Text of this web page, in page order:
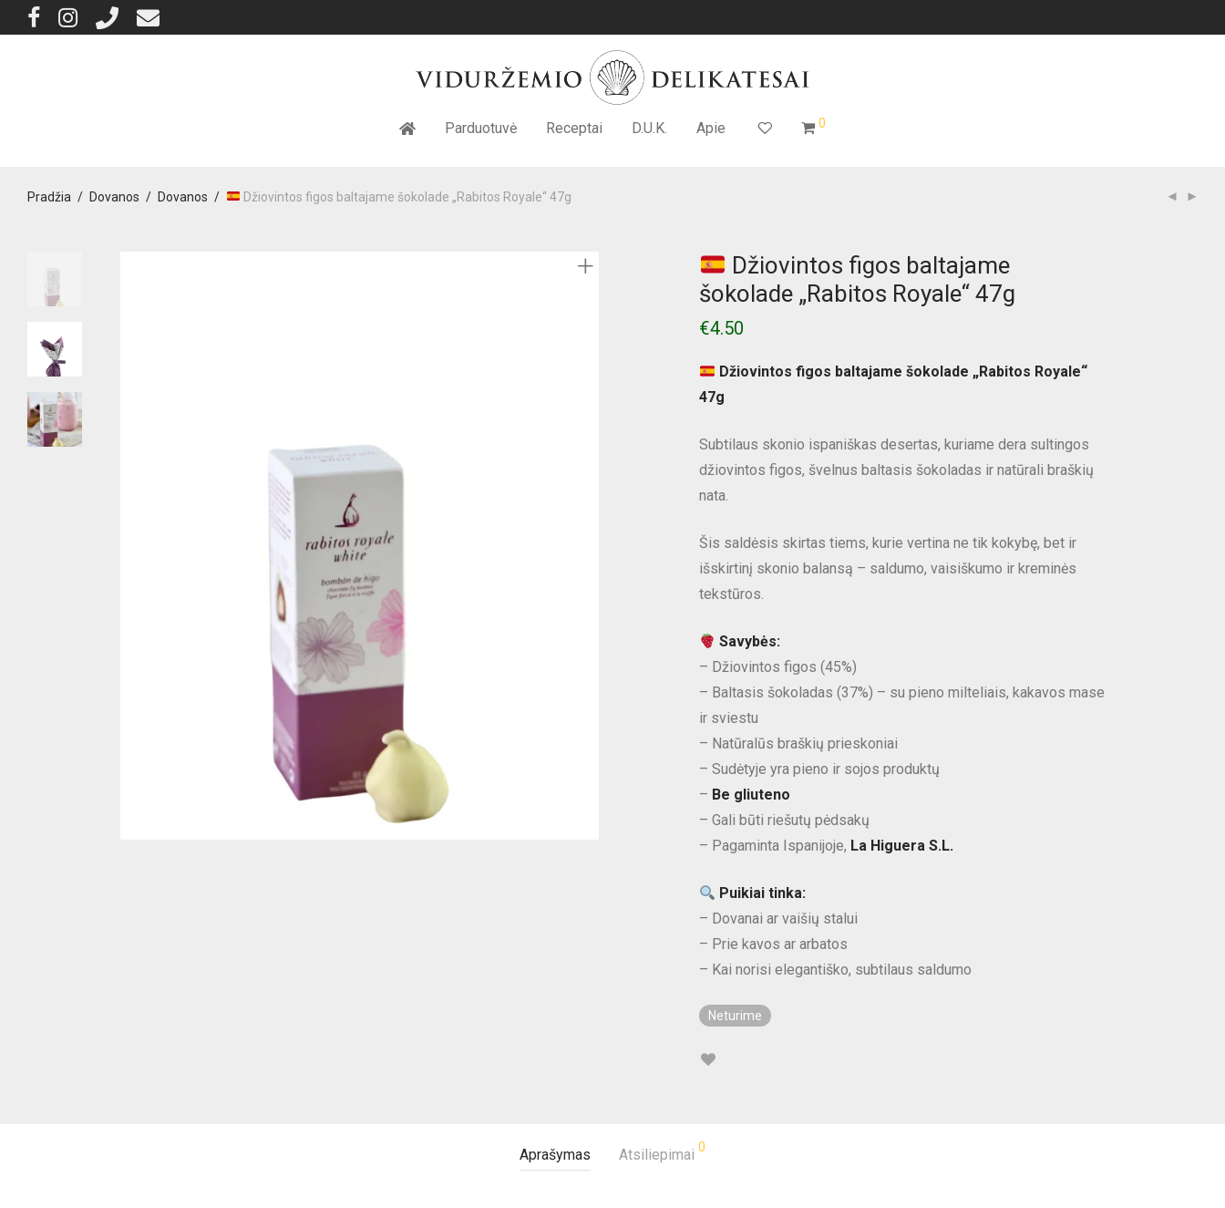
Parduotuvė Receptai D.U.K. Apie 0
Pradžia / Dovanos / Dovanos / Džiovintos figos baltajame šokolade „Rabitos Royale“ 47g
Džiovintos figos baltajame
šokolade „Rabitos Royale“ 47g
€4.50
Džiovintos figos baltajame šokolade „Rabitos Royale“
47g
Subtilaus skonio ispaniškas desertas, kuriame dera sultingos
džiovintos figos, švelnus baltasis šokoladas ir natūrali braškių
nata.
Šis saldėsis skirtas tiems, kurie vertina ne tik kokybę, bet ir
išskirtinį skonio balansą – saldumo, vaisiškumo ir kreminės
tekstūros.
Savybės:
– Džiovintos figos (45%)
– Baltasis šokoladas (37%) – su pieno milteliais, kakavos mase
ir sviestu
– Natūralūs braškių prieskoniai
– Sudėtyje yra pieno ir sojos produktų
– Be gliuteno
– Gali būti riešutų pėdsakų
– Pagaminta Ispanijoje, La Higuera S.L.
Puikiai tinka:
– Dovanai ar vaišių stalui
– Prie kavos ar arbatos
– Kai norisi elegantiško, subtilaus saldumo
Neturime
Aprašymas Atsiliepimai 0